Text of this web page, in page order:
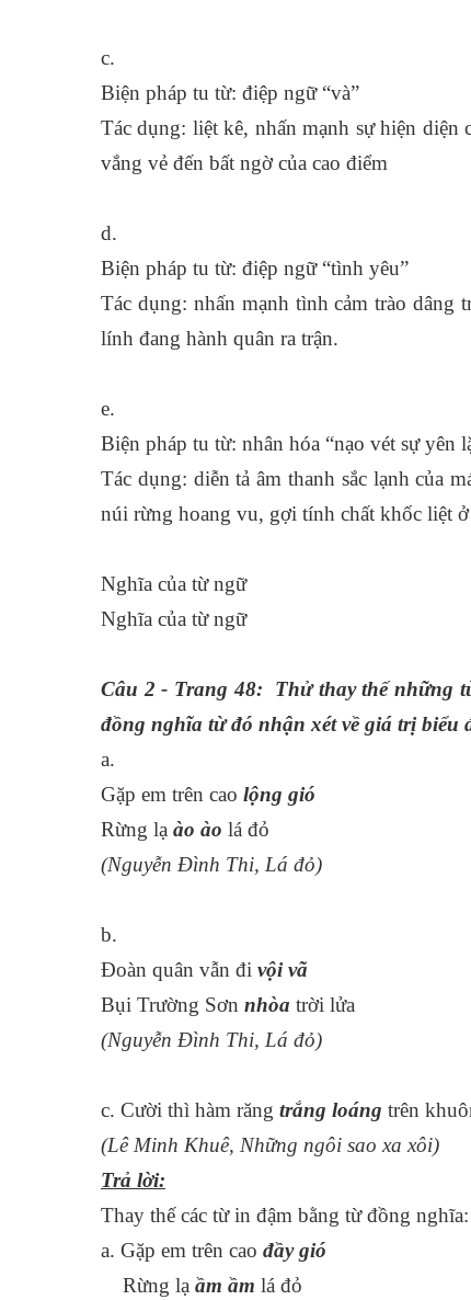
c.
Biện pháp tu từ: điệp ngữ “và”
Tác dụng: liệt kê, nhấn mạnh sự hiện
vắng vẻ đến bất ngờ của cao điểm
d.
Biện pháp tu từ: điệp ngữ “tình yêu”
Tác dụng: nhấn mạnh tình cảm trào
lính đang hành quân ra trận.
e.
Biện pháp tu từ: nhân hóa “nạo vét sự yên
Tác dụng: diễn tả âm thanh sắc lạnh của
núi rừng hoang vu, gợi tính chất khốc liệt ở
Nghĩa của từ ngữ
Nghĩa của từ ngữ
Câu 2 - Trang 48: Thử thay thế những
đồng nghĩa từ đó nhận xét về giá trị
a.
Gặp em trên cao lộng gió
Rừng lạ ào ào lá đỏ
(Nguyễn Đình Thi, Lá đỏ)
b.
Đoàn quân vẫn đi vội vã
Bụi Trường Sơn nhòa trời lửa
(Nguyễn Đình Thi, Lá đỏ)
c. Cười thì hàm răng trắng loáng trên
(Lê Minh Khuê, Những ngôi sao xa xôi)
Trả lời:
Thay thế các từ in đậm bằng từ đồng nghĩa:
a. Gặp em trên cao đầy gió
Rừng lạ ầm ầm lá đỏ